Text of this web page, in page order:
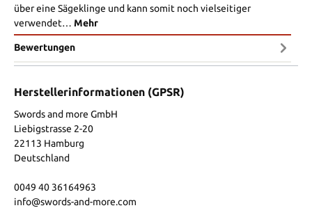
über eine Sägeklinge und kann somit noch vielseitiger
verwendet… Mehr
Bewertungen
Herstellerinformationen (GPSR)
Swords and more GmbH
Liebigstrasse 2-20
22113 Hamburg
Deutschland
0049 40 36164963
info@swords-and-more.com